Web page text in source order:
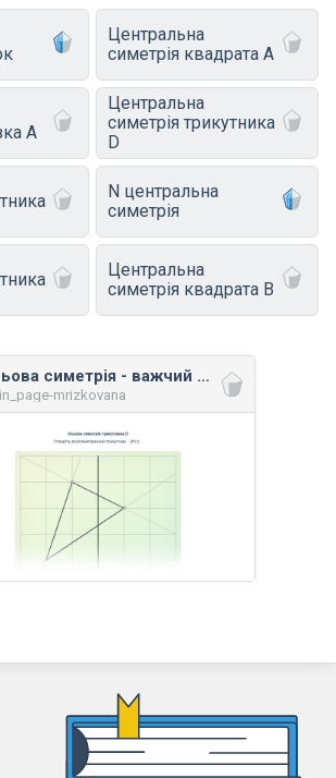
Центральна
симетрія квадрата A
A
Центральна
симетрія трикутника
D
N центральна
симетрія
Центральна
симетрія квадрата B
Осьова симетрія - важчий рівень
mrizkovana